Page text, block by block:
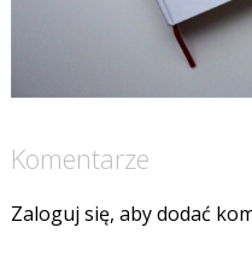
Komentarze
Zaloguj się, aby dodać